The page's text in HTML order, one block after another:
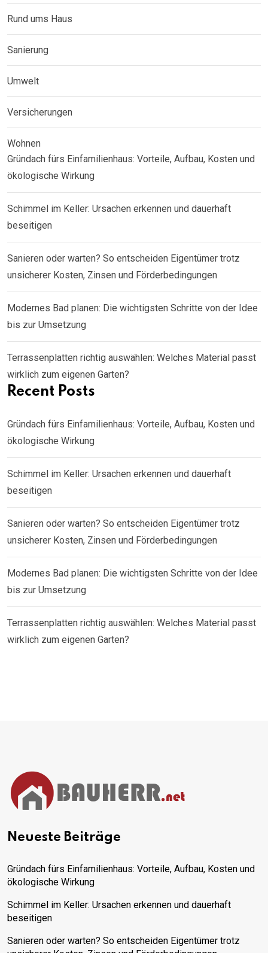
Rund ums Haus
Sanierung
Umwelt
Versicherungen
Wohnen
Gründach fürs Einfamilienhaus: Vorteile, Aufbau, Kosten und
ökologische Wirkung
Schimmel im Keller: Ursachen erkennen und dauerhaft
beseitigen
Sanieren oder warten? So entscheiden Eigentümer trotz
unsicherer Kosten, Zinsen und Förderbedingungen
Modernes Bad planen: Die wichtigsten Schritte von der Idee
bis zur Umsetzung
Terrassenplatten richtig auswählen: Welches Material passt
wirklich zum eigenen Garten?
Recent Posts
Gründach fürs Einfamilienhaus: Vorteile, Aufbau, Kosten und
ökologische Wirkung
Schimmel im Keller: Ursachen erkennen und dauerhaft
beseitigen
Sanieren oder warten? So entscheiden Eigentümer trotz
unsicherer Kosten, Zinsen und Förderbedingungen
Modernes Bad planen: Die wichtigsten Schritte von der Idee
bis zur Umsetzung
Terrassenplatten richtig auswählen: Welches Material passt
wirklich zum eigenen Garten?
Neueste Beiträge
Gründach fürs Einfamilienhaus: Vorteile, Aufbau, Kosten und
ökologische Wirkung
Schimmel im Keller: Ursachen erkennen und dauerhaft
beseitigen
Sanieren oder warten? So entscheiden Eigentümer trotz